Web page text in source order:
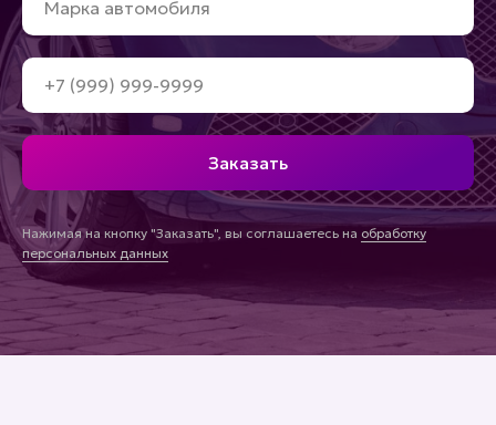
Заказать
Нажимая на кнопку "Заказать", вы соглашаетесь на обработку
персональных данных